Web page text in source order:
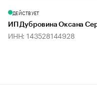
ДЕЙСТВУЕТ
ИП Дубровина Оксана
ИНН: 143528144928